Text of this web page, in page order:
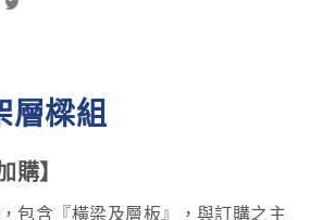
層樑組
購】
包含『橫梁及層板』，與訂購之主